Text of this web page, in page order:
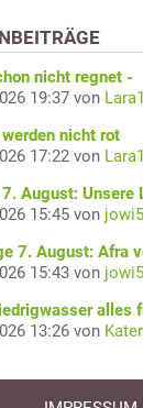
nicht regnet -
19:37 von Lara1
nicht rot
17:22 von Lara1
August: Unsere
15:45 von
7. August: Afra
15:43 von
alles
13:26 von